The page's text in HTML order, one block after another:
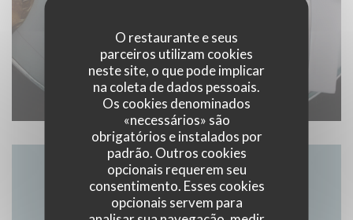
O restaurante e seus
parceiros utilizam cookies
neste site, o que pode implicar
na coleta de dados pessoais.
Os cookies denominados
«necessários» são
obrigatórios e instalados por
padrão. Outros cookies
opcionais requerem seu
consentimento. Esses cookies
opcionais servem para
Mapa e Contacto